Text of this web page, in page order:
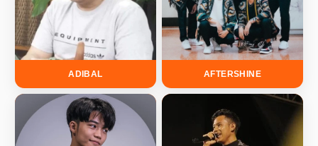
ADIBAL AFTERSHINE